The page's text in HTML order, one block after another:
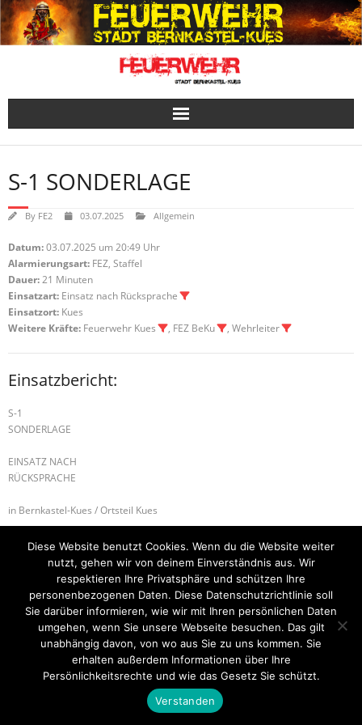
Skip
to
content
S-1 SONDERLAGE
By FE2 03.07.2025 Allgemein
Datum:03.07.2025 um 20:49 Uhr
Alarmierungsart: FEZ, Staffel
Dauer:21 Minuten
Einsatzart: Einsatz nach Rücksprache
Einsatzort: Kues
Weitere Kräfte: Feuerwehr Kues , FEZ BeKu , Wehrleiter
Einsatzbericht:
S-1
SONDERLAGE
EINSATZ NACH
RÜCKSPRACHE
in Bernkastel-Kues / Ortsteil Kues
B-2 RAUCHWARNMELDER B-2 BRANDMELDEANLAGE
Startseite Einsätze Mitglied werden Über uns
Bilder
Kontakt
Theme byThink Up Themes Ltd. Powered byWordPress.
Diese Website benutzt Cookies. Wenn du die Website weiter
nutzt, gehen wir von deinem Einverständnis aus. Wir
respektieren Ihre Privatsphäre und schützen Ihre
personenbezogenen Daten. Diese Datenschutzrichtlinie soll
Sie darüber informieren, wie wir mit Ihren persönlichen Daten
umgehen, wenn Sie unsere Webseite besuchen. Das gilt
unabhängig davon, von wo aus Sie zu uns kommen. Sie
erhalten außerdem Informationen über Ihre
Persönlichkeitsrechte und wie das Gesetz Sie schützt.
Verstanden